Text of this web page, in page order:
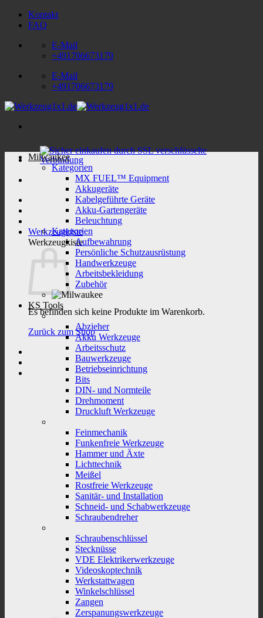
Zum
Inhalt
Kontakt
FAQ
E-Mail
+491706673179
E-Mail
+491706673179
Werkzeugkiste
Werkzeugkiste
Es befinden sich keine Produkte im Warenkorb.
Zurück zum Shop
Milwaukee
Kategorien
MX FUEL™ Equipment
Akkugeräte
Kabelgeführte Geräte
Akku-Gartengeräte
Beleuchtung
Kategorien
Aufbewahrung
Persönliche Schutzausrüstung
Handwerkzeuge
Arbeitsbekleidung
Zubehör
KS Tools
Abzieher
Akku Werkzeuge
Arbeitsschutz
Bauwerkzeuge
Betriebseinrichtung
Bits
DIN- und Normteile
Drehmoment
Druckluft Werkzeuge
Feinmechanik
Funkenfreie Werkzeuge
Hammer und Äxte
Lichttechnik
Meißel
Rostfreie Werkzeuge
Sanitär- und Installation
Schneid- und Schabwerkzeuge
Schraubendreher
Schraubenschlüssel
Stecknüsse
VDE Elektrikerwerkzeuge
Videoskoptechnik
Werkstattwagen
Winkelschlüssel
Zangen
Zerspanungswerkzeuge